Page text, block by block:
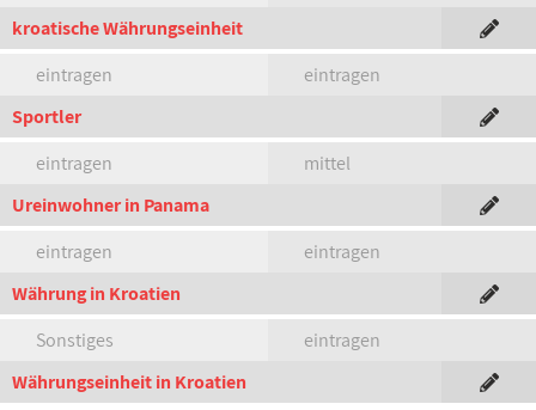
kroatische Währungseinheit
eintragen
eintragen
Sportler
eintragen
mittel
Ureinwohner in Panama
eintragen
eintragen
Währung in Kroatien
Sonstiges
eintragen
Währungseinheit in Kroatien